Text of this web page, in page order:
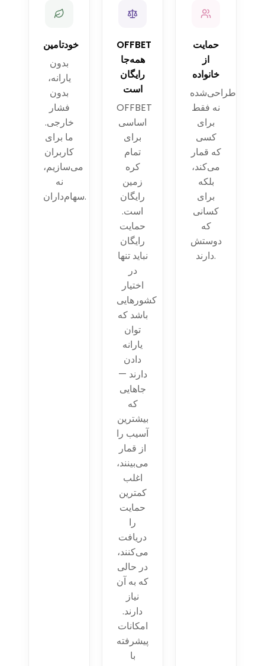
خودتامین
بدون
یارانه،
بدون
فشار
خارجی.
ما برای
کاربران
می‌سازیم،
نه
سهام‌داران.
OFFBET
همه‌جا
رایگان
است
OFFBET
اساسی
برای
تمام
کره
زمین
رایگان
است.
حمایت
رایگان
نباید تنها
در
اختیار
کشورهایی
باشد که
توان
یارانه
دادن
دارند —
جاهایی
که
بیشترین
آسیب را
از قمار
می‌بینند،
اغلب
کمترین
حمایت
را
دریافت
می‌کنند،
در حالی
که به آن
نیاز
دارند.
امکانات
پیشرفته
با
حمایت
از
خانواده
طراحی‌شده
نه فقط
برای
کسی
که قمار
می‌کند،
بلکه
برای
کسانی
که
دوستش
دارند.